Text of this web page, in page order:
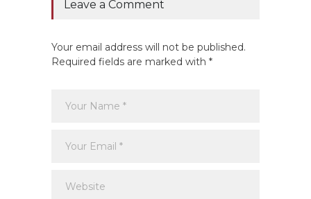
Leave a Comment
Your email address will not be published.
Required fields are marked with *